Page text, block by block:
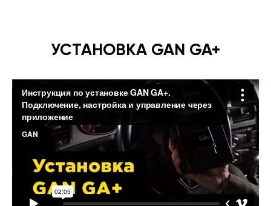
УСТАНОВКА GAN GA+